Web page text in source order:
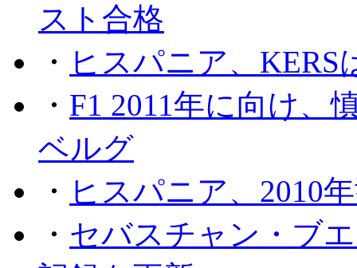
スト合格
・ ヒスパニア、KERS
・ F1 2011年に向け、
ベルグ
・ ヒスパニア、2010
・ セバスチャン・ブ